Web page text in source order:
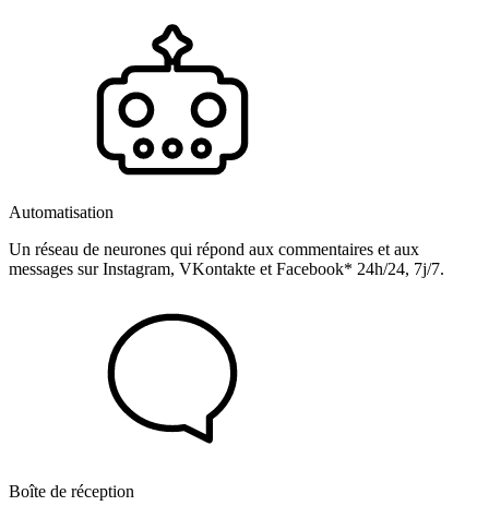
Automatisation
Un réseau de neurones qui répond aux commentaires et aux
messages sur Instagram, VKontakte et Facebook* 24h/24, 7j/7.
Boîte de réception